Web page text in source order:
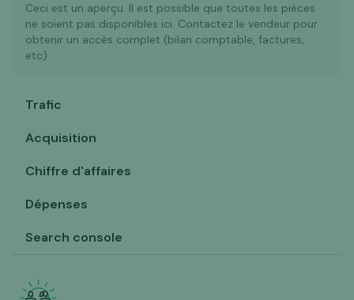
Ceci est un aperçu. Il est possible que toutes les pièces
ne soient pas disponibles ici. Contactez le vendeur pour
obtenir un accès complet (bilan comptable, factures,
etc).
Trafic
Acquisition
Chiffre d'affaires
Dépenses
Search console